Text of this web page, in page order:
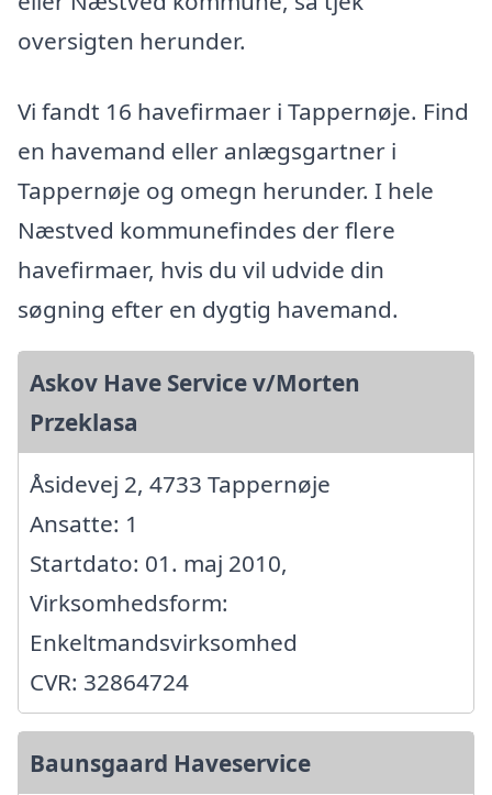
oversigten herunder.
Vi fandt 16 havefirmaer i Tappernøje. Find
en havemand eller anlægsgartner i
Tappernøje og omegn herunder. I hele
Næstved kommunefindes der flere
havefirmaer, hvis du vil udvide din
søgning efter en dygtig havemand.
Askov Have Service v/Morten
Przeklasa
Åsidevej 2, 4733 Tappernøje
Ansatte: 1
Startdato: 01. maj 2010,
Virksomhedsform:
Enkeltmandsvirksomhed
CVR: 32864724
Baunsgaard Haveservice